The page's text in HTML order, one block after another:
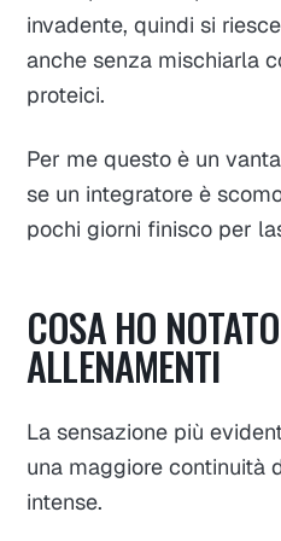
invadente, quindi si
anche senza mischiarla
proteici.
Per me questo è un
se un integratore è
pochi giorni finisco per
COSA HO
ALLENAMENTI
La sensazione più
una maggiore continuità
intense.